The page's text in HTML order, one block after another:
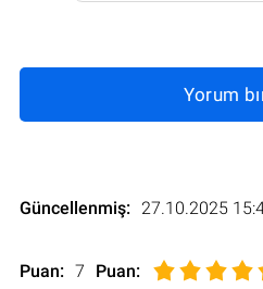
Yorum
Güncellenmiş: 27.10.2025
Puan: 7 Puan: